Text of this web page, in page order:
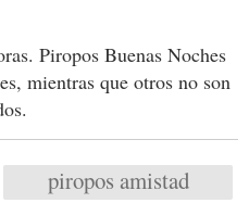
Piropos Buenas Noches
mientras que otros no son
piropos amistad